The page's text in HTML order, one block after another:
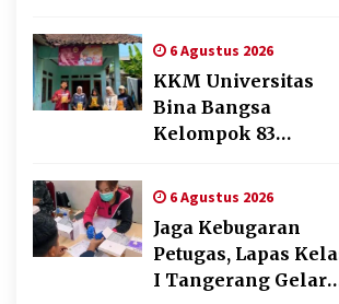
Terus Meningkat
6 Agustus 2026
KKM Universitas
Bina Bangsa
Kelompok 83
Pendampingan
Pembuatan Spanduk
Sebagai Upaya
Memperkuat
Pemasaran UMKM
6 Agustus 2026
Jaga Kebugaran
Petugas, Lapas
I Tangerang Gelar